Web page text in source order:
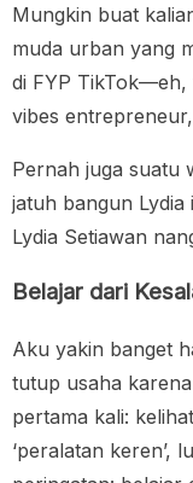
Mungkin buat
muda urban yang
di FYP TikTok—eh,
vibes
Pernah juga suatu
jatuh bangun
Lydia Setiawan
Belajar dari
Aku yakin banget
tutup usaha
pertama kali:
‘peralatan keren’,